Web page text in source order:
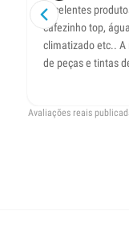
Excelentes
cafezinho top,
climatizado etc.. A
de peças e tintas
Avaliações reais